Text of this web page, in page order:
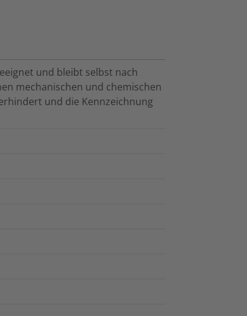
und bleibt selbst nach
mechanischen und chemischen
und die Kennzeichnung